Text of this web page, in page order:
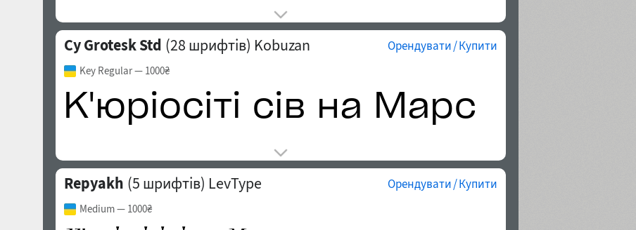
Cy Grotesk Std (28 шрифтів) Kobuzan Орендувати / Купити
Key Regular— 1000₴
Repyakh (5 шрифтів) LevType Орендувати / Купити
Medium— 1000₴